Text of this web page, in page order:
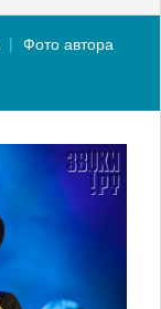
Фото автора